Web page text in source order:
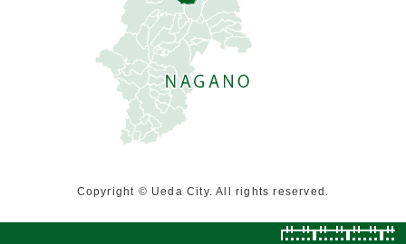
Copyright © Ueda City. All rights reserved.